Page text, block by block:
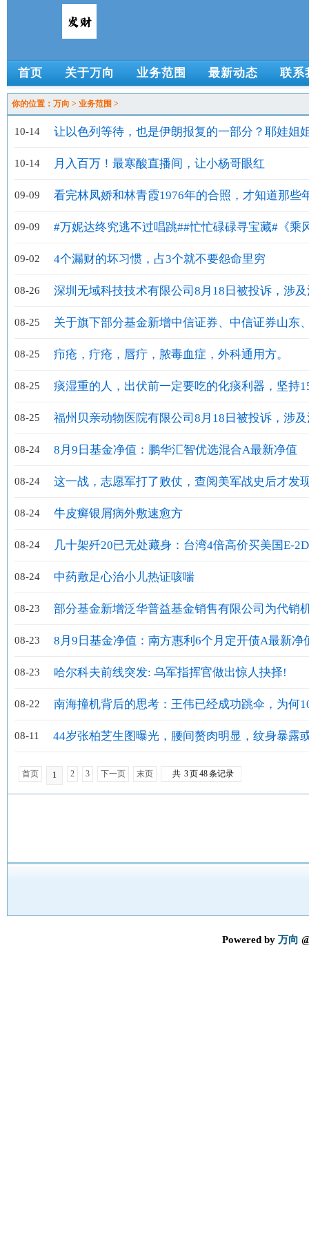
首页 关于万向 业务范围 最新动态 联系
你的位置： 万向 > 业务范围 >
10-14
让以色列等待，也是伊朗报复的一部分？耶娃姐
是上综艺频道目还是科
10-14 月入百万！最寒酸直播间，让小杨哥眼红
09-09
看完林凤娇和林青霞1976年的合照，才知道那些
港明星有多美
09-09
#万妮达终究逃不过唱跳##忙忙碌碌寻宝藏#《乘
2024》和《忙忙碌
09-02 4个漏财的坏习惯，占3个就不要怨命里穷
08-26
深圳无域科技技术有限公司8月18日被投诉，涉
金额69.90元
08-25
关于旗下部分基金新增中信证券、中信证券山东
证券华南、中信期货为代销机构并开通基金定投业务、
08-25 疖疮，疔疮，唇疔，脓毒血症，外科通用方。
08-25
痰湿重的人，出伏前一定要吃的化痰利器，坚持
天，上化脾痰，中化肝痰，下化肺痰
08-25
福州贝亲动物医院有限公司8月18日被投诉，涉
金额1000.00元
08-24
8月9日基金净值：鹏华汇智优选混合A最新净值
0.5361，跌0.54%
08-24
这一战，志愿军打了败仗，查阅美军战史后才发
来打得这么牛
08-24 牛皮癣银屑病外敷速愈方
08-24
几十架歼20已无处藏身：台湾4倍高价买美国E-
看对方脸色
08-24 中药敷足心治小儿热证咳喘
08-23
部分基金新增泛华普益基金销售有限公司为代销
通基金转换、基金定投业务及费率优惠的公告
08-23
8月9日基金净值：南方惠利6个月定开债A最新净
1.2278，跌0.09%
08-23 哈尔科夫前线突发: 乌军指挥官做出惊人抉择!
08-22
南海撞机背后的思考：王伟已经成功跳伞，为何
人找不到他？
08-11
44岁张柏芝生图曝光，腰间赘肉明显，纹身暴露
首页 1 2 3 下一页 末页 共 3页48条记录
Powered by 万向